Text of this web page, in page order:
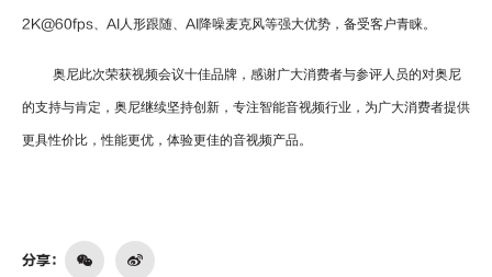
2K@60fps、 AI 人形跟随、 AI 降噪麦克风等强大优势，备受客户青睐。
奥尼此次荣获视频会议十佳品牌，感谢广大消费者与参评人员的对奥尼
的支持与肯定，奥尼继续坚持创新，专注智能音视频行业，为广大消费者提供
更具性价比，性能更优，体验更佳的音视频产品。
分享：